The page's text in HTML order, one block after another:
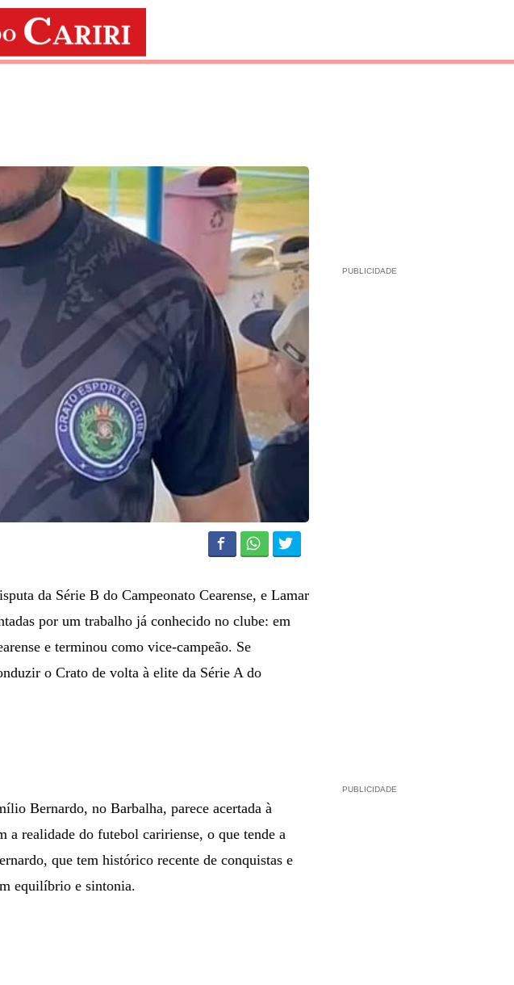
da Série B do Campeonato Cearense, e Lamar
por um trabalho já conhecido no clube: em
e terminou como vice-campeão. Se
o Crato de volta à elite da Série A do
Bernardo, no Barbalha, parece acertada à
a realidade do futebol caririense, o que tende a
que tem histórico recente de conquistas e
equilíbrio e sintonia.
PUBLICIDADE
PUBLICIDADE